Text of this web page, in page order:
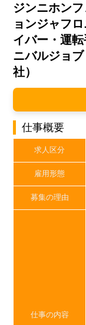
ジンニホン
ョンジャフ
イバー・運
ニバルジョ
社）
仕事概要
求人区分
雇用形態
募集の理由
仕事の内容